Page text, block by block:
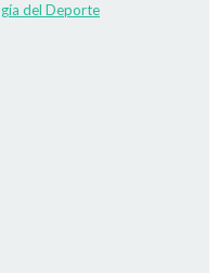
del Deporte